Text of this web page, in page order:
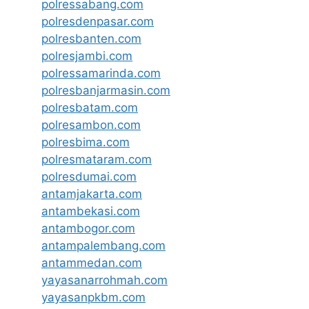
polressabang.com
polresdenpasar.com
polresbanten.com
polresjambi.com
polressamarinda.com
polresbanjarmasin.com
polresbatam.com
polresambon.com
polresbima.com
polresmataram.com
polresdumai.com
antamjakarta.com
antambekasi.com
antambogor.com
antampalembang.com
antammedan.com
yayasanarrohmah.com
yayasanpkbm.com